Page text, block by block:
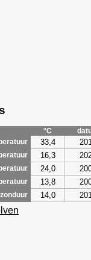
°C
33,4
16,3
24,0
13,8
14,0